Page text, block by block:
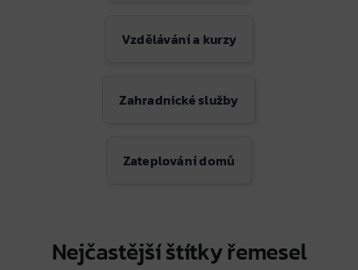
Vzdělávání a kurzy
Zahradnické služby
Zateplování domů
Nejčastější štítky řemesel